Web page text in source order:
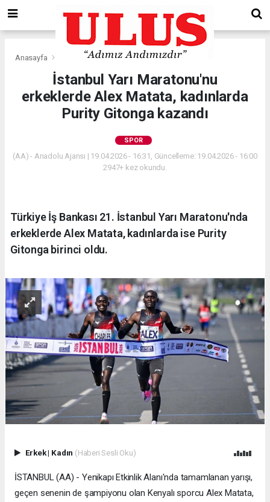
Anasayfa
İstanbul Yarı Maratonu'nu
erkeklerde Alex Matata, kadınlarda
Purity Gitonga kazandı
SPOR
(AA) - Anadolu Ajansı | 19.04.2026 - 16:31, Güncelleme: 19.04.2026 - 16:00
2947+ kez okundu.
Türkiye İş Bankası 21. İstanbul Yarı Maratonu'nda
erkeklerde Alex Matata, kadınlarda ise Purity
Gitonga birinci oldu.
Erkek| Kadın (Haberi Sesli Oku)
İSTANBUL (AA) - Yenikapı Etkinlik Alanı'nda tamamlanan yarışı,
geçen senenin de şampiyonu olan Kenyalı sporcu Alex Matata,